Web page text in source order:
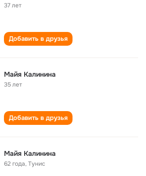
37 лет
Добавить в друзья
Майя Калинина
35 лет
Добавить в друзья
Майя Калинина
62 года,Тунис